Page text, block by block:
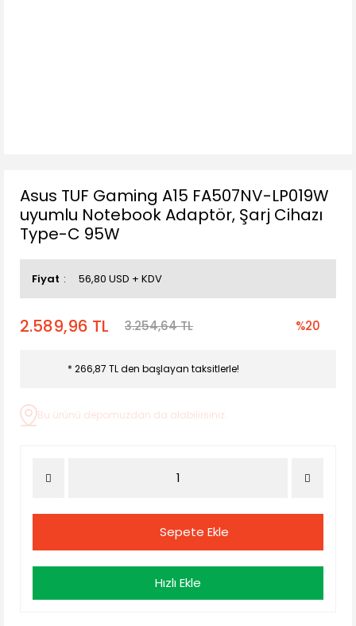
Asus TUF Gaming A15 FA507NV-LP019W
uyumlu Notebook Adaptör, Şarj Cihazı
Type-C 95W
Fiyat 56,80 USD + KDV
2.589,96 TL 3.254,64 TL %20
* 266,87 TL den başlayan taksitlerle!
Bu ürünü depomuzdan da alabilirsiniz.
Sepete Ekle
Hızlı Ekle